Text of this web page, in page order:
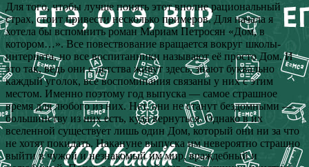
Для того, чтобы лучше понять этот вполне рациональный
страх, стоит привести несколько примеров. Для начала я
хотела бы вспомнить роман Мариам Петросян «Дом, в
котором…». Все повествование вращается вокруг школы-
интерната, но все воспитанники называют её просто Дом. И
это так, ведь они с детства живут здесь, знают буквально
каждый уголок, все воспоминания связаны у них с этим
местом. Именно поэтому год выпуска — самое страшное
время для любого из них. Нет, они не станут бездомными —
большинству из них есть, куда вернуться. Однако в их
вселенной существует лишь один Дом, который они ни за что
не хотят покидать. Накануне выпуска им невероятно страшно
выйти в чужой и незнакомый им мир, враждебный и